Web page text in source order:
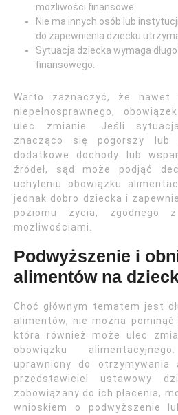
możliwości finansowe.
Nie ma innych osób lub
do zapewnienia dziecku
Sytuacja dziecka wymaga
finansowego.
Warto zaznaczyć, że nawet
niepełnosprawnego,
ulec zmianie. Jeśli
znacząco się pogorszy lub
dodatkowe dochody lub
źródeł, sąd może podjąć
uchyleniu obowiązku
jednak dobro dziecka i
poziomu życia, zgodnego
możliwościami.
Podwyższenie i
alimentów na
Choć głównym tematem jest
alimentów, nie można
która również może ulec
obowiązku
uprawniony do otrzymywania
przedstawiciel ustawowy
zobowiązany do ich płacenia,
wnioskiem o podwyższenie